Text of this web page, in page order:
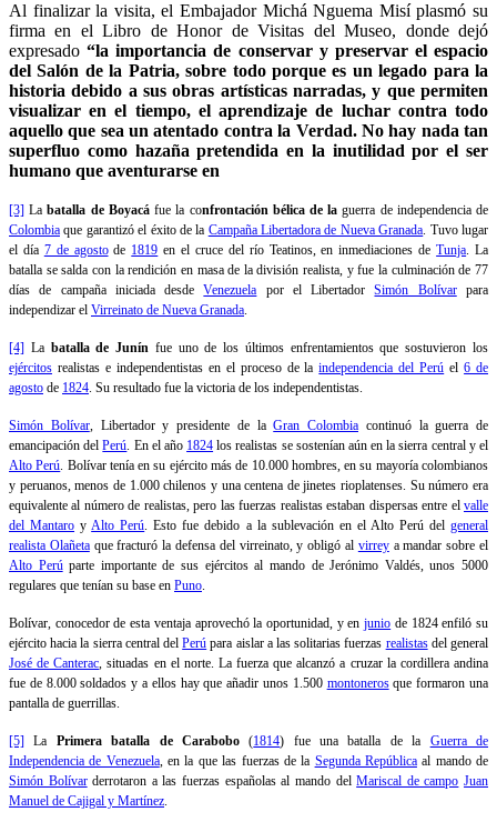
Al finalizar la visita, el Embajador Michá Nguema Misí plasmó su
firma en el Libro de Honor de Visitas del Museo, donde dejó
expresado“la importancia de conservar y preservar el espacio
del Salón de la Patria, sobre todo porque es un legado para la
historia debido a sus obras artísticas narradas, y que permiten
visualizar en el tiempo, el aprendizaje de luchar contra todo
aquello que sea un atentado contra la Verdad. No hay nada tan
superfluo como hazaña pretendida en la inutilidad por el ser
humano que aventurarse en
[3] Labatalla de Boyacáfue la confrontación bélica de la guerra de independencia de
Colombia que garantizó el éxito de la Campaña Libertadora de Nueva Granada. Tuvo lugar
el día 7 de agostode 1819 en el cruce del río Teatinos, en inmediaciones deTunja. La
batalla se salda con la rendición en masa de la división realista, y fue la culminación de 77
días de campaña iniciada desdeVenezuela por el LibertadorSimón Bolívarpara
independizar el Virreinato de Nueva Granada.
[4] La batalla de Junín fue uno de los últimos enfrentamientos que sostuvieron los
ejércitos realistas e independentistas en el proceso de laindependencia del Perú el6 de
agosto de 1824. Su resultado fue la victoria de los independentistas.
Simón Bolívar, Libertador y presidente de laGran Colombia continuó la guerra de
emancipación delPerú. En el año 1824 los realistas se sostenían aún en la sierra central y el
Alto Perú. Bolívar tenía en su ejército más de 10.000 hombres, en su mayoría colombianos
y peruanos, menos de 1.000 chilenos y una centena de jinetes rioplatenses. Su número era
equivalente al número de realistas, pero las fuerzas realistas estaban dispersas entre el valle
del Mantaro yAlto Perú. Esto fue debido a la sublevación en el Alto Perú del general
realista Olañetaque fracturó la defensa del virreinato, y obligó al virreya mandar sobre el
Alto Perúparte importante de sus ejércitos al mando de Jerónimo Valdés, unos 5000
regulares que tenían su base en Puno.
Bolívar, conocedor de esta ventaja aprovechó la oportunidad, y enjunio de 1824 enfiló su
ejército hacia la sierra central delPerú para aislar a las solitarias fuerzas realistasdel general
José de Canterac, situadas en el norte. La fuerza que alcanzó a cruzar la cordillera andina
fue de 8.000 soldados y a ellos hay que añadir unos 1.500 montonerosque formaron una
pantalla de guerrillas.
[5] La Primera batalla de Carabobo(1814) fue una batalla de la Guerra de
Independencia de Venezuela, en la que las fuerzas de la Segunda Repúblicaal mando de
Simón Bolívarderrotaron a las fuerzas españolas al mando delMariscal de campo Juan
Manuel de Cajigal y Martínez.